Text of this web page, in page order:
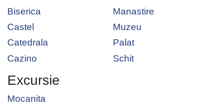
Biserica
Castel
Catedrala
Cazino
Manastire
Muzeu
Palat
Schit
Excursie
Mocanita